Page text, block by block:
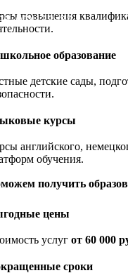
074-38-32
повышения
образование
детские сады,
курсы
английского,
обучения.
получить
цены
услугот 60 000
сроки